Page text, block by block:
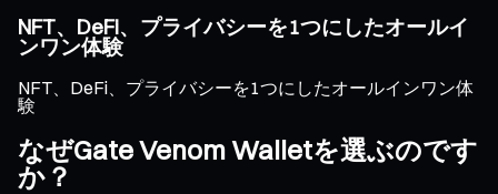
NFT、DeFi、プライバシーを1つにしたオールイ
ンワン体験
NFT、DeFi、プライバシーを1つにしたオールインワン体
験
なぜGate Venom Walletを選ぶのです
か？